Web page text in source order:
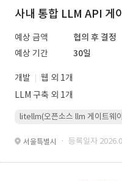
사내 통합 LLM API 게
예상 금액
협의 후 결정
예상 기간
30일
개발
웹 외 1개
LLM 구축 외 1개
litellm(오픈소스 llm 게이트웨
서울특별시 · 등록일자